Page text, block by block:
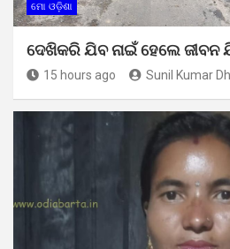
ମୋ ଓଡ଼ିଶା
ଦେଖିକରି ଯିବ ନାଇଁ ହେଲେ ଜୀବନ
15 hours ago Sunil Kumar